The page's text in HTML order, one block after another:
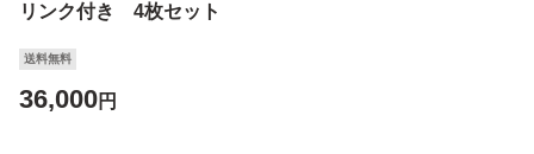
リンク付き 4枚セット
送料無料
36,000円